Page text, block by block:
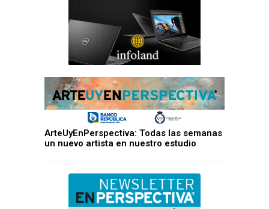
ArteUyEnPerspectiva: Todas las semanas
un nuevo artista en nuestro estudio